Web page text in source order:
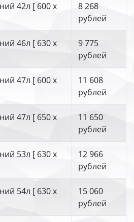
42л [ 600 х
8 268
рублей
46л [ 630 х
9 775
рублей
47л [ 600 х
11 608
рублей
47л [ 650 х
11 650
рублей
53л [ 630 х
12 966
рублей
54л [ 630 х
15 060
рублей